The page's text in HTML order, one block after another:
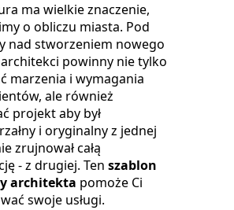
ma wielkie znaczenie,
o obliczu miasta. Pod
nad stworzeniem nowego
powinny nie tylko
marzenia i wymagania
ale również
projekt aby był
i oryginalny z jednej
zrujnował całą
- z drugiej. Ten szablon
architekta pomoże Ci
swoje usługi.